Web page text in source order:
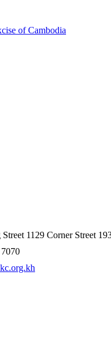
of Cambodia
1129 Corner Street
7070